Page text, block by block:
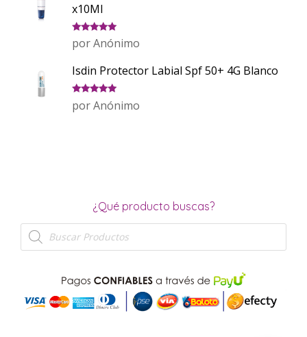
x10Ml
Valorado
con
de 5
por Anónimo
Isdin Protector Labial Spf 50+ 4G Blanco
Valorado
con
de 5
por Anónimo
¿Qué producto buscas?
Búsqueda
de
productos